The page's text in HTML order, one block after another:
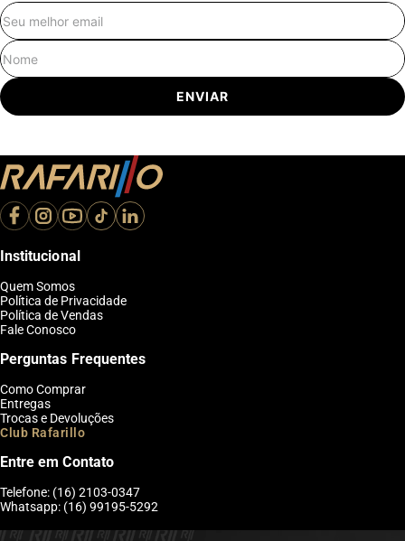
ENVIAR
Institucional
Quem Somos
Política de Privacidade
Política de Vendas
Fale Conosco
Perguntas Frequentes
Como Comprar
Entregas
Trocas e Devoluções
Club Rafarillo
Entre em Contato
Telefone: (16) 2103-0347
Whatsapp: (16) 99195-5292